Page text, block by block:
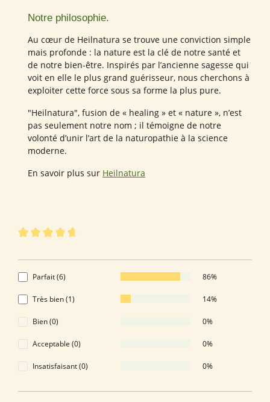
Notre philosophie.
Au cœur de Heilnatura se trouve une conviction simple
mais profonde : la nature est la clé de notre santé et
de notre bien-être. Inspirés par l’ancienne sagesse qui
voit en elle le plus grand guérisseur, nous cherchons à
exploiter cette force sous sa forme la plus pure.
"Heilnatura", fusion de « healing » et « nature », n’est
pas seulement notre nom ; il témoigne de notre
volonté d’unir l’art de la naturopathie à la science
moderne.
En savoir plus sur Heilnatura
Parfait (6) 86%
Très bien (1) 14%
Bien (0) 0%
Acceptable (0) 0%
Insatisfaisant (0) 0%